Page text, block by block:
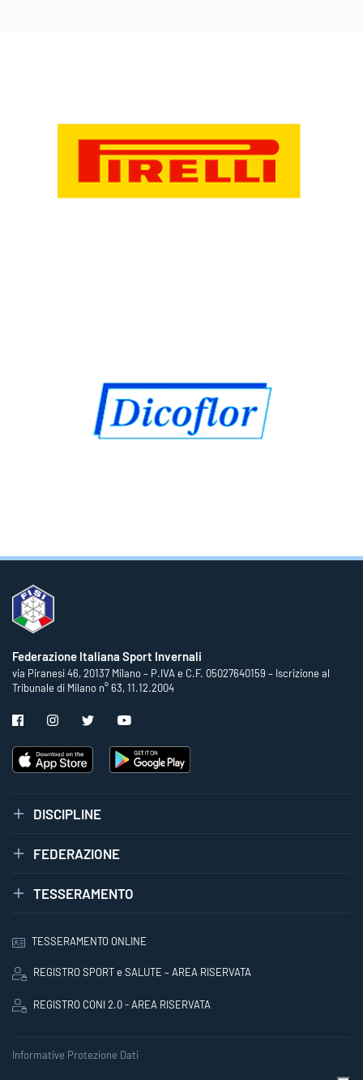
Federazione Italiana Sport Invernali
via Piranesi 46, 20137 Milano – P.IVA e C.F. 05027640159 – Iscrizione al
Tribunale di Milano n° 63, 11.12.2004
DISCIPLINE
FEDERAZIONE
TESSERAMENTO
TESSERAMENTO ONLINE
REGISTRO SPORT e SALUTE – AREA RISERVATA
REGISTRO CONI 2.0 - AREA RISERVATA
Informative Protezione Dati